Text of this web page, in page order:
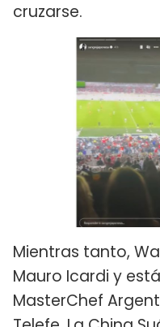
cruzarse.
Mientras tanto,
Mauro Icardi y
MasterChef